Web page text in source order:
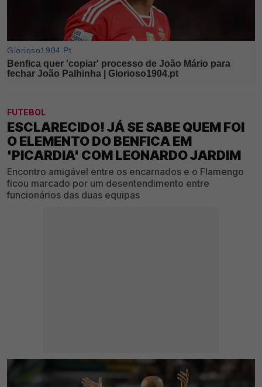
FUTEBOL
ESCLARECIDO! JÁ SE SABE QUEM FOI
O ELEMENTO DO BENFICA EM
'PICARDIA' COM LEONARDO JARDIM
Encontro amigável entre os encarnados e o Flamengo
ficou marcado por um desentendimento entre
funcionários das duas equipas